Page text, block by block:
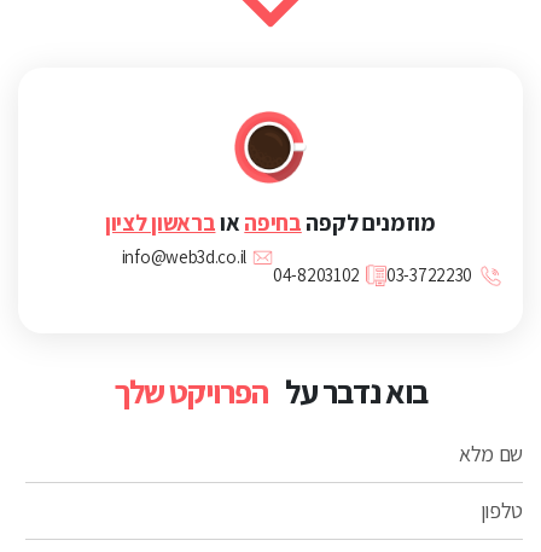
בוא נדבר על הפרויקט שלך
שם מלא
טלפון
מוזמנים לקפה בחיפה אובראשון לציון
03-3722230
04-8203102
info@web3d.co.il